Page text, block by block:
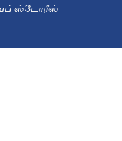
ஸ்டோரீஸ்